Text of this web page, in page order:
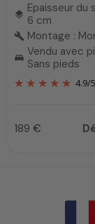
layers Epaisseur du
6 cm
build Montage :
king_bed Vendu avec
Sans pieds
4.9/5
Prix
189 €